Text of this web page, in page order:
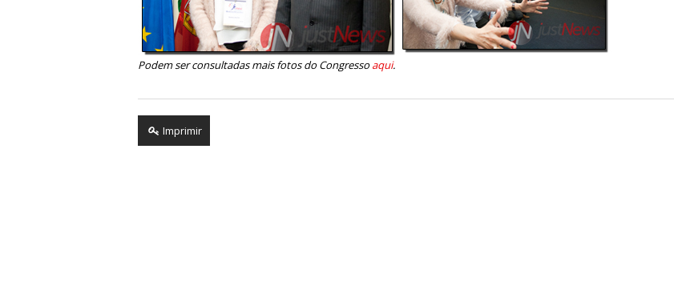
Podem ser consultadas mais fotos do Congressoaqui.
Imprimir